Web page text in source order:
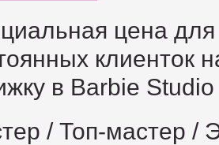
цена
клиенток
в Barbie Studio
/ Топ-мастер /